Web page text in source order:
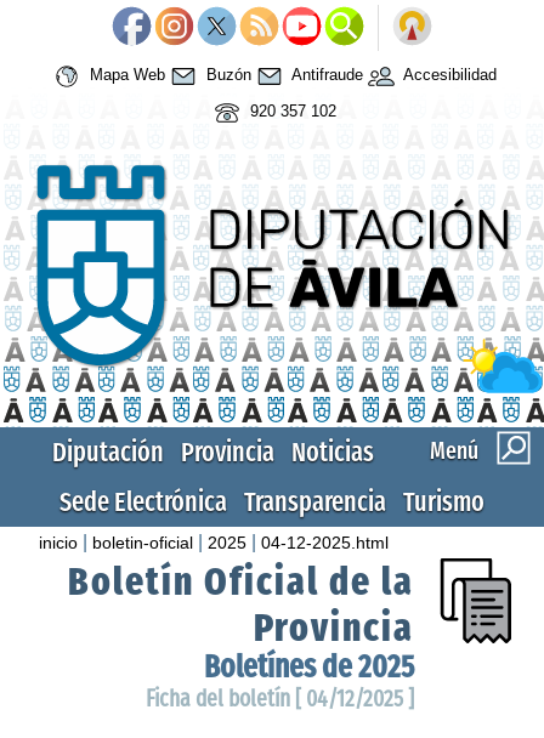
Mapa Web Buzón Antifraude
Accesibilidad
920 357 102
Menú
Diputación Provincia Noticias
Sede Electrónica Transparencia Turismo
inicio boletin-oficial 2025 |04-12-2025.html
Boletín Oficial de la
Provincia
Boletínes de 2025
Ficha del boletín [ 04/12/2025 ]